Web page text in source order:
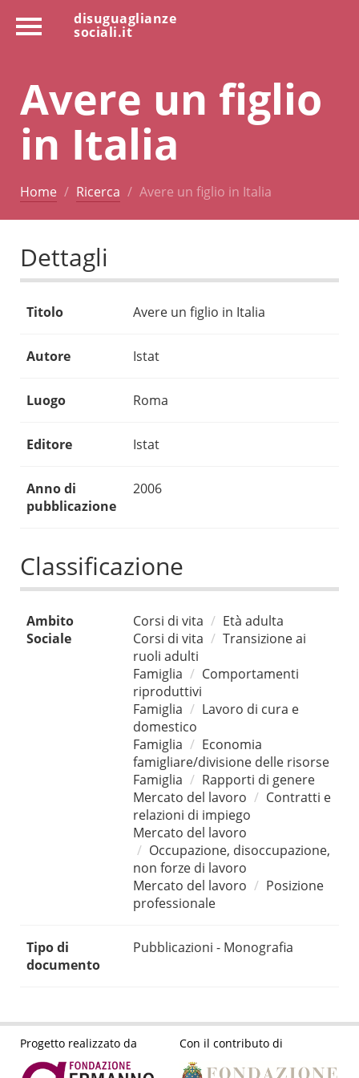
disuguaglianze
sociali.it
Avere un figlio
in Italia
Home Ricerca Avere un figlio in Italia
Dettagli
Titolo Avere un figlio in Italia
Autore Istat
Luogo Roma
Editore Istat
Anno di
pubblicazione
2006
Classificazione
Ambito
Sociale
Corsi di vita
Età adulta
Corsi di vita
Transizione ai
ruoli adulti
Famiglia
Comportamenti
riproduttivi
Famiglia
Lavoro di cura e
domestico
Famiglia
Economia
famigliare/divisione delle risorse
Famiglia
Rapporti di genere
Mercato del lavoro
Contratti e
relazioni di impiego
Mercato del lavoro
Occupazione, disoccupazione,
non forze di lavoro
Mercato del lavoro
Posizione
professionale
Tipo di
documento
Pubblicazioni - Monografia
Progetto realizzato da Con il contributo di